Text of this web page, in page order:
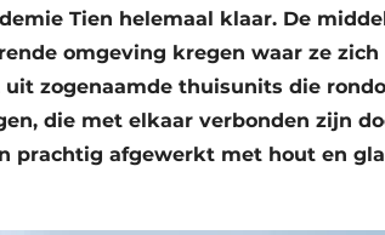
Tien helemaal klaar. De
omgeving kregen waar ze
zogenaamde thuisunits die
die met elkaar verbonden zijn
prachtig afgewerkt met hout en